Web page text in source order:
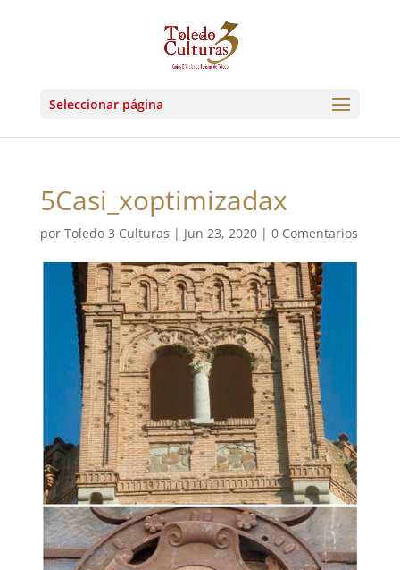
Seleccionar página
5Casi_xoptimizadax
por Toledo 3 Culturas | Jun 23, 2020| 0 Comentarios